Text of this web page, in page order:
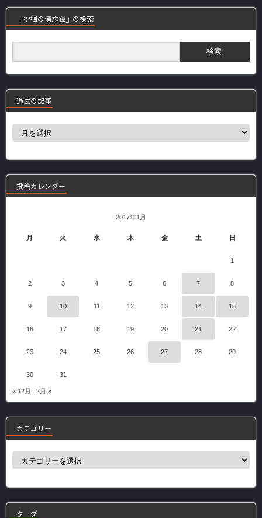
「徘徊の備忘録」の検索
過去の記事
過
事
投稿カレンダー
2017年1月
月 火 水 木 金 土 日
1
2 3 4 5 6 7 8
9 10 11 12 13 14 15
16 17 18 19 20 21 22
23 24 25 26 27 28 29
30 31
« 12月 2月 »
カテゴリー
カ
ー
タ グ